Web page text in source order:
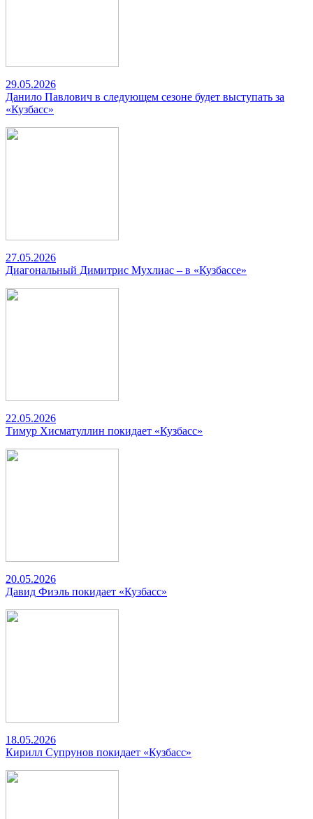
29.05.2026
Данило Павлович в следующем сезоне будет выступать за
«Кузбасс»
27.05.2026
Диагональный Димитрис Мухлиас – в «Кузбассе»
22.05.2026
Тимур Хисматуллин покидает «Кузбасс»
20.05.2026
Давид Фиэль покидает «Кузбасс»
18.05.2026
Кирилл Супрунов покидает «Кузбасс»